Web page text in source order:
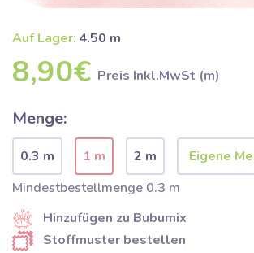
Auf Lager: 4.50 m
8,90€ Preis Inkl.MwSt (m)
Menge:
0.3 m 1 m
2 m
Mindestbestellmenge 0.3 m
Hinzufügen zu Bubumix
Stoffmuster bestellen